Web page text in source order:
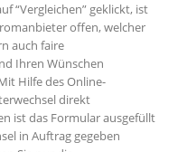
“Vergleichen” geklickt, ist
offen, welcher
auch faire
Ihren Wünschen
Hilfe des Online-
direkt
ist das Formular ausgefüllt
in Auftrag gegeben